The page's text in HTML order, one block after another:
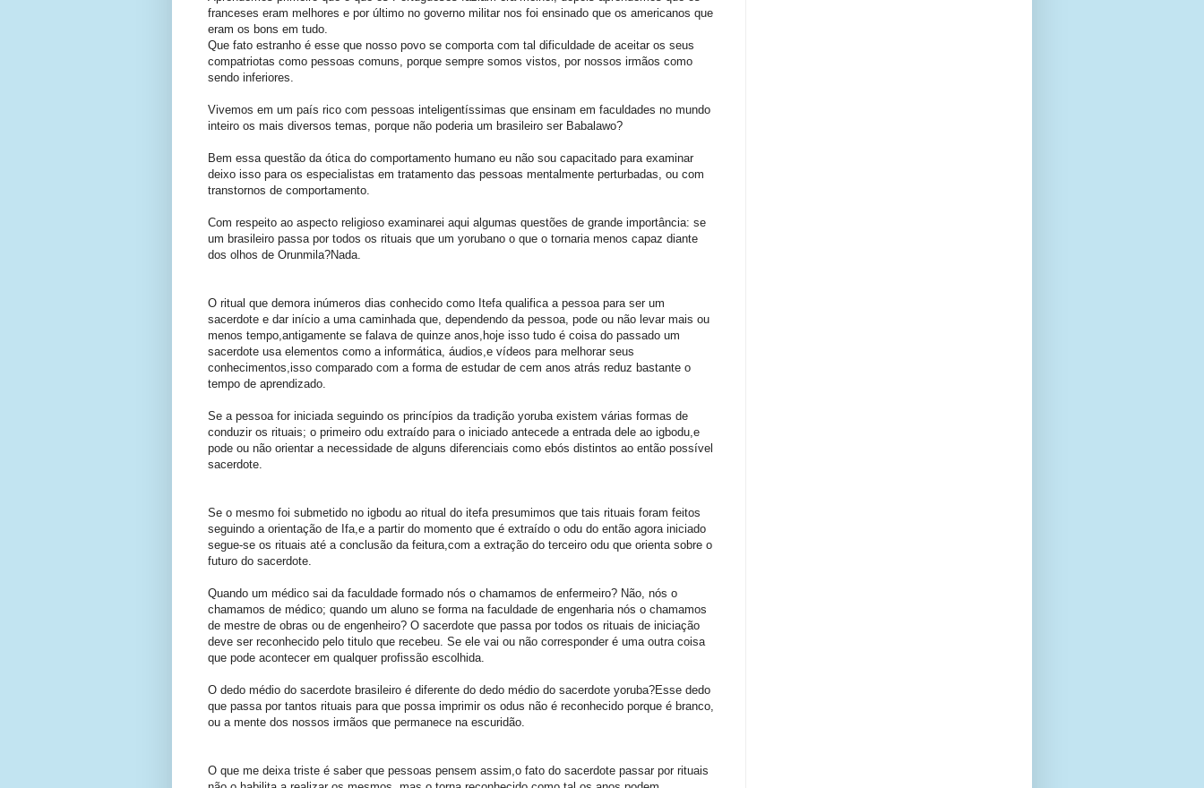
franceses eram melhores e por último no governo militar nos foi ensinado que os americanos que
eram os bons em tudo.
Que fato estranho é esse que nosso povo se comporta com tal dificuldade de aceitar os seus
compatriotas como pessoas comuns, porque sempre somos vistos, por nossos irmãos como
sendo inferiores.
Vivemos em um país rico com pessoas inteligentíssimas que ensinam em faculdades no mundo
inteiro os mais diversos temas, porque não poderia um brasileiro ser Babalawo?
Bem essa questão da ótica do comportamento humano eu não sou capacitado para examinar
deixo isso para os especialistas em tratamento das pessoas mentalmente perturbadas, ou com
transtornos de comportamento.
Com respeito ao aspecto religioso examinarei aqui algumas questões de grande importância: se
um brasileiro passa por todos os rituais que um yorubano o que o tornaria menos capaz diante
dos olhos de Orunmila?Nada.
O ritual que demora inúmeros dias conhecido como Itefa qualifica a pessoa para ser um
sacerdote e dar início a uma caminhada que, dependendo da pessoa, pode ou não levar mais ou
menos tempo,antigamente se falava de quinze anos,hoje isso tudo é coisa do passado um
sacerdote usa elementos como a informática, áudios,e vídeos para melhorar seus
conhecimentos,isso comparado com a forma de estudar de cem anos atrás reduz bastante o
tempo de aprendizado.
Se a pessoa for iniciada seguindo os princípios da tradição yoruba existem várias formas de
conduzir os rituais; o primeiro odu extraído para o iniciado antecede a entrada dele ao igbodu,e
pode ou não orientar a necessidade de alguns diferenciais como ebós distintos ao então possível
sacerdote.
Se o mesmo foi submetido no igbodu ao ritual do itefa presumimos que tais rituais foram feitos
seguindo a orientação de Ifa,e a partir do momento que é extraído o odu do então agora iniciado
segue-se os rituais até a conclusão da feitura,com a extração do terceiro odu que orienta sobre o
futuro do sacerdote.
Quando um médico sai da faculdade formado nós o chamamos de enfermeiro? Não, nós o
chamamos de médico; quando um aluno se forma na faculdade de engenharia nós o chamamos
de mestre de obras ou de engenheiro? O sacerdote que passa por todos os rituais de iniciação
deve ser reconhecido pelo titulo que recebeu. Se ele vai ou não corresponder é uma outra coisa
que pode acontecer em qualquer profissão escolhida.
O dedo médio do sacerdote brasileiro é diferente do dedo médio do sacerdote yoruba?Esse dedo
que passa por tantos rituais para que possa imprimir os odus não é reconhecido porque é branco,
ou a mente dos nossos irmãos que permanece na escuridão.
O que me deixa triste é saber que pessoas pensem assim,o fato do sacerdote passar por rituais